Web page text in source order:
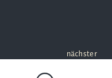
nächster